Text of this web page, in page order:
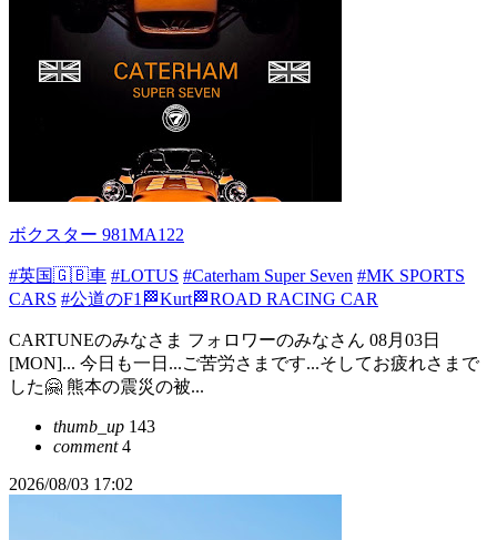
ボクスター 981MA122
#英国🇬🇧車 #LOTUS #Caterham Super Seven #MK SPORTS
CARS #公道のF1🏁Kurt🏁ROAD RACING CAR
CARTUNEのみなさま フォロワーのみなさん 08月03日
[MON]... 今日も一日...ご苦労さまです...そしてお疲れさまで
した🤗 熊本の震災の被...
thumb_up 143
comment4
2026/08/03 17:02